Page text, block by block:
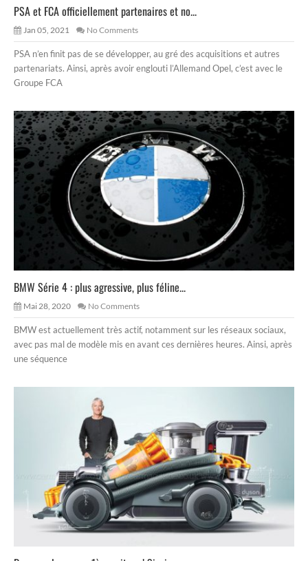
PSA et FCA officiellement partenaires et no...
Jan 05, 2021 No Comments
PSA n’en finit pas de se développer, au gré des acquisitions et autres
partenariats. Ainsi, après avoir englouti l’Allemand Opel, c’est avec le
Groupe FCA
BMW Série 4 : plus agressive, plus féline...
Mai 28, 2020 No Comments
BMW est actuellement très actif, notamment sur les réseaux sociaux,
avec pas mal de modèle mis en avant ces dernières heures. Ainsi, après
une séquence